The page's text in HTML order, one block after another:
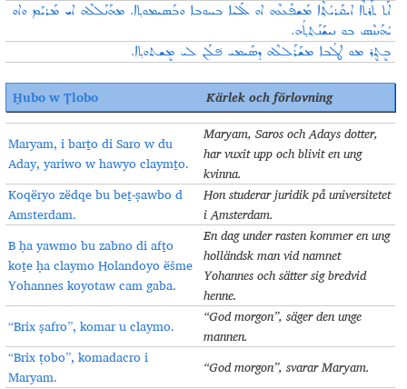
ܐܰܬ ܬܰܪܬܶܐ ܐܝܩܰܪܝܳܬ݂ܶܐ ܡܰܫܦܰܥܥܶܗ ܐܘ ܠܰܠܝܐ ܒܚܘܒܐ ܘܒܰܣܝܡܘܬ݂ܐ. ܡܗܰܢܰܠܠܶܗ ܐܝ ܡܰܪܝܰܡ ܘܐܘ
ܝܳܗܰܢܢܶܣ ܒܘ ܢܝܫܰܢܰܬ݂ܬ݂ܳܗ.
ܒܷܬ݂ܷܪ ܡܘ ܛܠܳܒܐ ܡܫܰܪܰܠܠܶܗ ܕܣܰܝܡܝ ܦ݁ܠܰܢ ܠܝ ܡܷܫܬܘܬ݂ܐ.
Ḥubo w Ṭlobo Kärlek och förlovning
Maryam, i barṯo di Saro w du
Aday, yariwo w hawyo claymṯo.
Maryam, Saros och Adays dotter,
har vuxit upp och blivit en ung
kvinna.
Koqëryo zëdqe bu beṯ-ṣawbo d
Amsterdam.
Hon studerar juridik på universitetet
i Amsterdam.
B ḥa yawmo bu zabno di afṯo
koṯe ḥa claymo Holandoyo ëšme
Yohannes koyotaw cam gaba.
En dag under rasten kommer en ung
holländsk man vid namnet
Yohannes och sätter sig bredvid
henne.
“Brix ṣafro”, komar u claymo.
“God morgon”, säger den unge
mannen.
“Brix ṭobo”, komadacro i
Maryam.
“God morgon”, svarar Maryam.